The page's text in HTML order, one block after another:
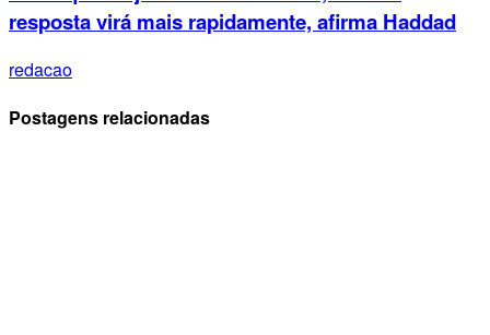
resposta virá mais rapidamente, afirma Haddad
redacao
Postagens relacionadas